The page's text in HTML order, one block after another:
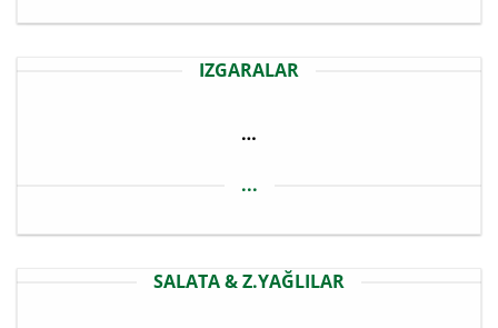
IZGARALAR
…
...
SALATA & Z.YAĞLILAR